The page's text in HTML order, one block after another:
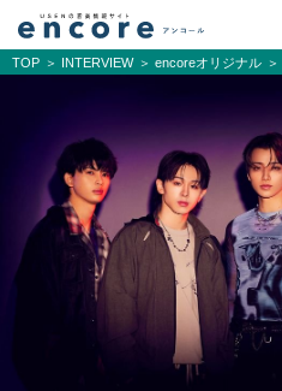
TOP INTERVIEW encoreオリジナル